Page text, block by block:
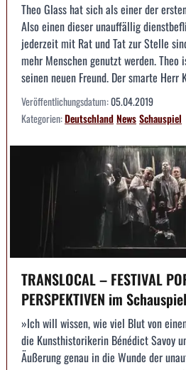
Theo Glass hat sich als einer der
Also einen dieser unauffällig
jederzeit mit Rat und Tat zur Stelle
mehr Menschen genutzt werden. Theo
seinen neuen Freund. Der smarte
Veröffentlichungsdatum:05.04.2019
Kategorien:DeutschlandNewsSchauspiel
TRANSLOCAL – FESTIVAL
PERSPEKTIVEN im
»Ich will wissen, wie viel Blut von
die Kunsthistorikerin Bénédict Savoy
Äußerung genau in die Wunde der